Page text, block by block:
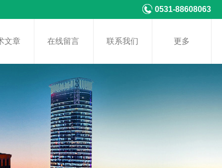
0531-88608063
文章 在线留言 联系我们 更多